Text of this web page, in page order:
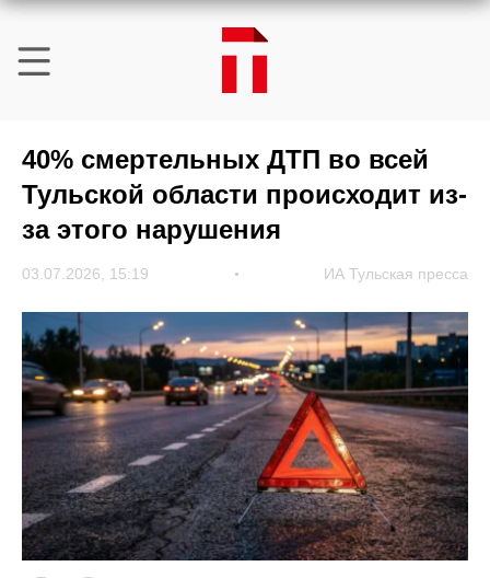
40% смертельных ДТП во всей
Тульской области происходит из-
за этого нарушения
03.07.2026, 15:19 ИА Тульская пресса